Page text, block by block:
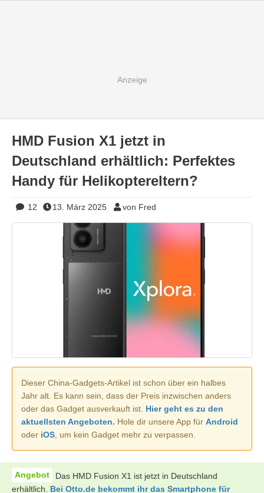
HMD Fusion X1 jetzt in
Deutschland erhältlich: Perfektes
Handy für Helikoptereltern?
12 13. März 2025 von Fred
Dieser China-Gadgets-Artikel ist schon über ein halbes
Jahr alt. Es kann sein, dass der Preis inzwischen anders
oder das Gadget ausverkauft ist. Hier geht es zu den
aktuellsten Angeboten. Hole dir unsere App für Android
oder iOS, um kein Gadget mehr zu verpassen.
Das HMD Fusion X1 ist jetzt in Deutschland
erhältlich. Bei Otto.de bekommt ihr das Smartphone für